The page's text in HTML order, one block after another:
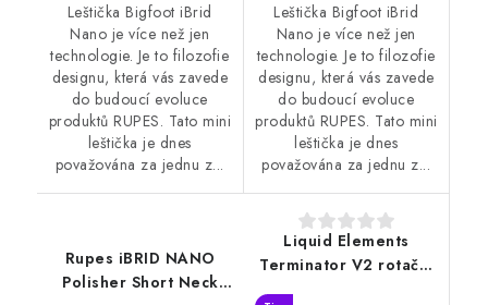
Leštička Bigfoot iBrid
Nano je více než jen
technologie. Je to filozofie
designu, která vás zavede
do budoucí evoluce
produktů RUPES. Tato mini
leštička je dnes
považována za jednu z...
Leštička Bigfoot iBrid
Nano je více než jen
technologie. Je to filozofie
designu, která vás zavede
do budoucí evoluce
produktů RUPES. Tato mini
leštička je dnes
považována za jednu z...
Rupes iBRID NANO
Polisher Short Neck
Liquid Elements
Terminator V2 rotační